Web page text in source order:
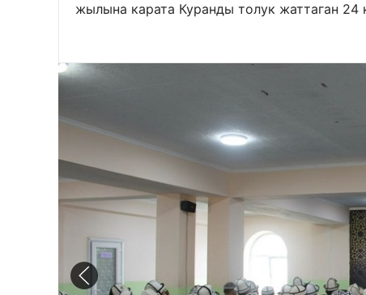
жылына карата Куранды толук жаттаган 24